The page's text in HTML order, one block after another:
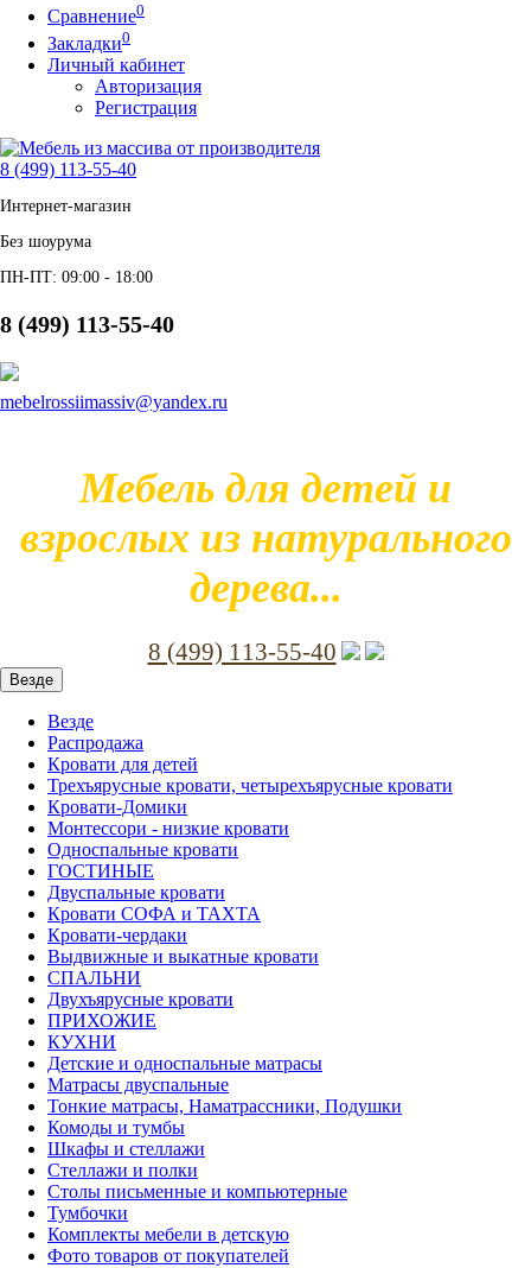
Сравнение0
Закладки0
Личный кабинет
Авторизация
Регистрация
8 (499) 113-55-40
Интернет-магазин
Без шоурума
ПН-ПТ: 09:00 - 18:00
8 (499) 113-55-40
mebelrossiimassiv@yandex.ru
Мебель для детей и
взрослых из натурального
дерева...
8 (499) 113-55-40
Везде
Везде
Распродажа
Кровати для детей
Трехъярусные кровати, четырехъярусные кровати
Кровати-Домики
Монтессори - низкие кровати
Односпальные кровати
ГОСТИНЫЕ
Двуспальные кровати
Кровати СОФА и ТАХТА
Кровати-чердаки
Выдвижные и выкатные кровати
СПАЛЬНИ
Двухъярусные кровати
ПРИХОЖИЕ
КУХНИ
Детские и односпальные матрасы
Матрасы двуспальные
Тонкие матрасы, Наматрассники, Подушки
Комоды и тумбы
Шкафы и стеллажи
Стеллажи и полки
Столы письменные и компьютерные
Тумбочки
Комплекты мебели в детскую
Фото товаров от покупателей